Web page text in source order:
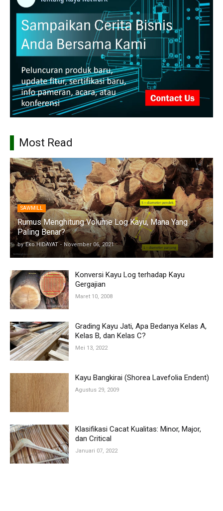
Most Read
SAWMILL
Rumus Menghitung Volume Log Kayu, Mana Yang
Paling Benar?
by Eko HIDAYAT - November 06, 2021
Konversi Kayu Log terhadap Kayu
Gergajian
Maret 10, 2008
Grading Kayu Jati, Apa Bedanya Kelas A,
Kelas B, dan Kelas C?
Mei 13, 2022
Kayu Bangkirai (Shorea Lavefolia Endent)
Agustus 29, 2009
Klasifikasi Cacat Kualitas: Minor, Major,
dan Critical
Januari 07, 2022